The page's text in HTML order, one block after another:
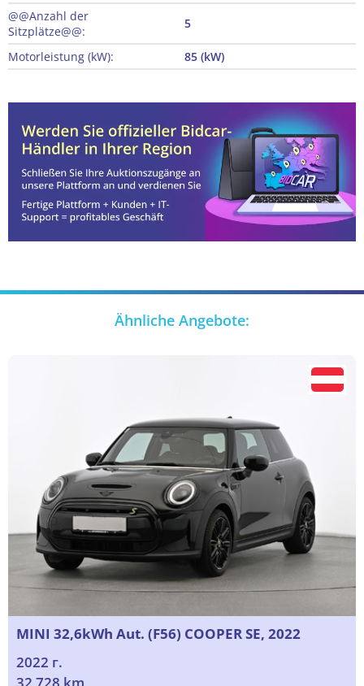
@@Anzahl der
Sitzplätze@@:
5
Motorleistung (kW): 85 (kW)
Ähnliche Angebote:
MINI 32,6kWh Aut. (F56) COOPER SE, 2022
2022 г.